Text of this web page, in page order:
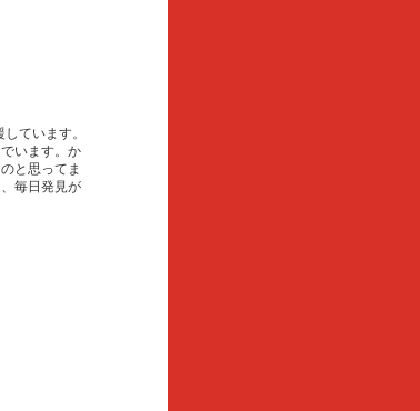
ています。
います。か
と思ってま
毎日発見が